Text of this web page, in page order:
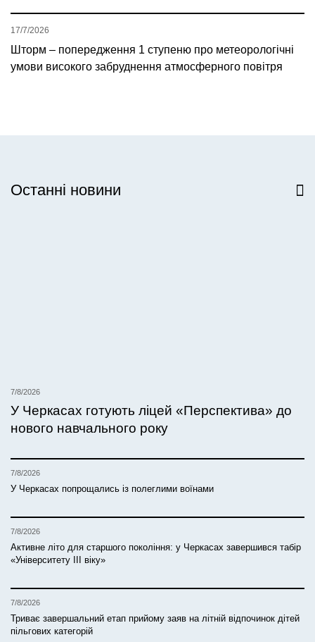
Шторм – попередження 1 ступеню про метеорологічні
умови високого забруднення атмосферного повітря
17/7/2026
Останні новини
7/8/2026
У Черкасах готують ліцей «Перспектива» до
нового навчального року
7/8/2026
У Черкасах попрощались із полеглими воїнами
7/8/2026
Активне літо для старшого покоління: у Черкасах завершився табір
«Університету ІІІ віку»
7/8/2026
Триває завершальний етап прийому заяв на літній відпочинок дітей
пільгових категорій